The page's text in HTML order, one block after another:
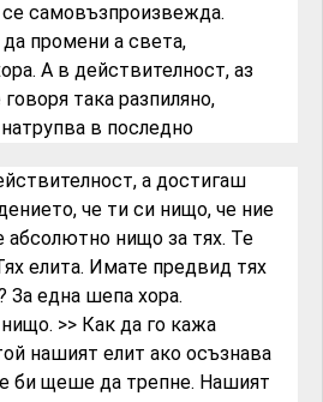
се самовъзпроизвежда.
да промени а света,
А в действителност, аз
така разпиляно,
в последно
а достигаш
че ти си нищо, че ние
абсолютно нищо за тях. Те
елита. Имате предвид тях
За една шепа хора.
>> Как да го кажа
нашият елит ако осъзнава
би щеше да трепне. Нашият